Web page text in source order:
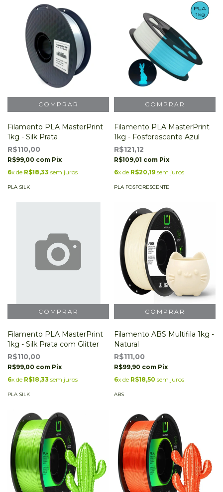
Filamento PLA MasterPrint
1kg - Silk Prata
R$110,00
R$99,00 com Pix
6x de R$18,33 sem juros
PLA SILK
Filamento PLA MasterPrint
1kg - Fosforescente Azul
R$121,12
R$109,01 com Pix
6x de R$20,19 sem juros
PLA FOSFORESCENTE
Filamento PLA MasterPrint
1kg - Silk Prata com Glitter
R$110,00
R$99,00 com Pix
6x de R$18,33 sem juros
PLA SILK
Filamento ABS Multifila 1kg -
Natural
R$111,00
R$99,90 com Pix
6x de R$18,50 sem juros
ABS